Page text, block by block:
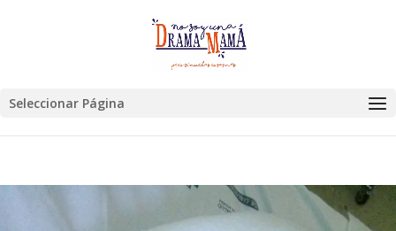
Seleccionar Página